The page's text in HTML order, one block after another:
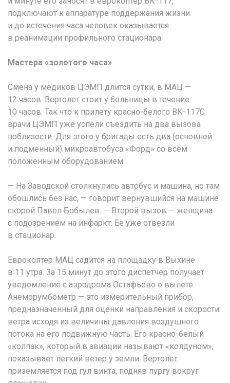
подключают к аппаратуре поддержания жизни
и до истечения часа человек оказывается
в реанимации профильного стационара.
Мастера «золотого часа»
Смена у медиков ЦЭМП длится сутки, в МАЦ —
12 часов. Вертолет стоит у больницы в течение
10 часов. Так что к прилету красно-белого ВК-117С
врачи ЦЭМП уже успели съездить на два вызова
поблизости. Для этого у бригады есть два (основной
и подменный) микроавтобуса «Форд» со всем
положенным оборудованием.
— На Заводской столкнулись автобус и машина, но там
обошлись без нас, — говорит вернувшийся на машине
скорой Павел Бобылев. — Второй вызов — женщина
с подозрением на инфаркт. Ее уже отвезли
в стационар.
Еврокоптер МАЦ садится на площадку в Выхине
в 11 утра. За 15 минут до этого диспетчер получает
уведомление с аэродрома Остафьево о вылете.
Анеморумбометр — это измерительный прибор,
предназначенный для оценки направления и скорости
ветра исходя из величины давления воздушного
потока на его подвижную часть. Его красно-белый
«колпак», который в авиации называют «колдуном»,
показывает легкий ветер у земли. Вертолет
приземляется под гул винта, подняв пургу вокруг